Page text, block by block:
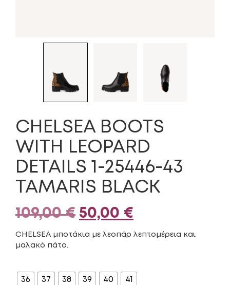
CHELSEA BOOTS
WITH LEOPARD
DETAILS 1-25446-43
TAMARIS BLACK
109,00€ Original
price
109,00 €.
50,00 €
τρέχουσα
είναι:
CHELSEA μποτάκια με λεοπάρ λεπτομέρεια και
μαλακό πάτο.
36 37 38 39 40 41